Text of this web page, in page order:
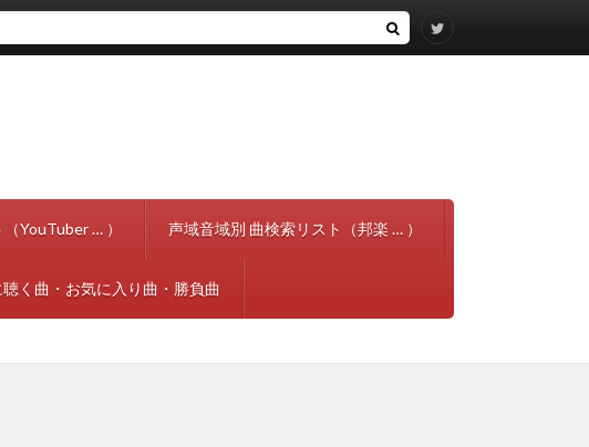
YouTuber … ） 声域音域別 曲検索リスト（邦楽 … ）
く曲・お気に入り曲・勝負曲